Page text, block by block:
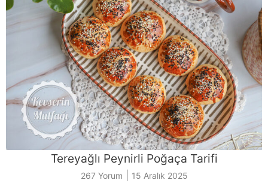
Tereyağlı Peynirli Poğaça Tarifi
267 Yorum 15 Aralık 2025